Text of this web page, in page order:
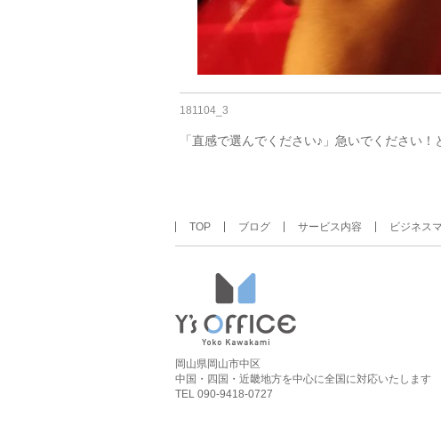
181104_3
「直感で選んでください♪」急いでください
TOP ブログ サービス内容 ビジネス
岡山県岡山市中区
中国・四国・近畿地方を中心に全国に対応いたします
TEL 090-9418-0727